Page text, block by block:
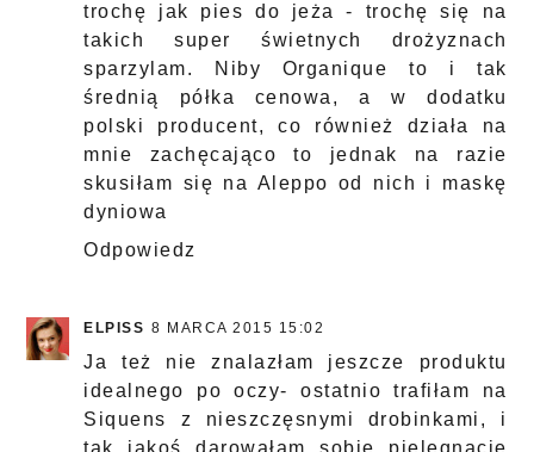
trochę jak pies do jeża - trochę się na
takich super świetnych drożyznach
sparzylam. Niby Organique to i tak
średnią półka cenowa, a w dodatku
polski producent, co również działa na
mnie zachęcająco to jednak na razie
skusiłam się na Aleppo od nich i maskę
dyniowa
Odpowiedz
ELPISS 8 MARCA 2015 15:02
Ja też nie znalazłam jeszcze produktu
idealnego po oczy- ostatnio trafiłam na
Siquens z nieszczęsnymi drobinkami, i
tak jakoś darowałam sobie pielęgnację